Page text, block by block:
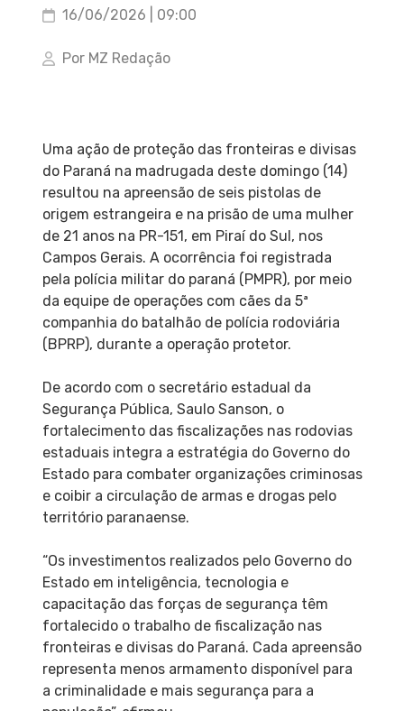
16/06/2026 | 09:00
Por MZ Redação
Uma ação de proteção das fronteiras e divisas
do Paraná na madrugada deste domingo (14)
resultou na apreensão de seis pistolas de
origem estrangeira e na prisão de uma mulher
de 21 anos na PR-151, em Piraí do Sul, nos
Campos Gerais. A ocorrência foi registrada
pela polícia militar do paraná (PMPR), por meio
da equipe de operações com cães da 5ª
companhia do batalhão de polícia rodoviária
(BPRP), durante a operação protetor.
De acordo com o secretário estadual da
Segurança Pública, Saulo Sanson, o
fortalecimento das fiscalizações nas rodovias
estaduais integra a estratégia do Governo do
Estado para combater organizações criminosas
e coibir a circulação de armas e drogas pelo
território paranaense.
“Os investimentos realizados pelo Governo do
Estado em inteligência, tecnologia e
capacitação das forças de segurança têm
fortalecido o trabalho de fiscalização nas
fronteiras e divisas do Paraná. Cada apreensão
representa menos armamento disponível para
a criminalidade e mais segurança para a